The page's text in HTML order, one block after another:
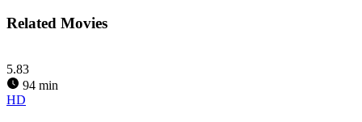
Related Movies
5.83
94 min
HD